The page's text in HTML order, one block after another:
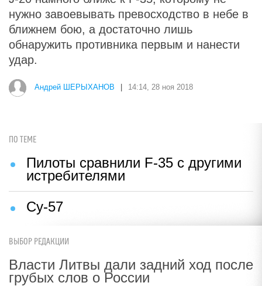
нужно завоевывать превосходство в небе в
ближнем бою, а достаточно лишь
обнаружить противника первым и нанести
удар.
Андрей ШЕРЫХАНОВ 14:14, 28 ноя 2018
ПО ТЕМЕ
Пилоты сравнили F-35 с другими
истребителями
Су-57
ВЫБОР РЕДАКЦИИ
Власти Литвы дали задний ход после
грубых слов о России